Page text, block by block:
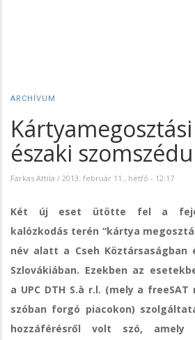
ARCHÍVUM
északi
Farkas Attila / 2013. február 11., hétfő - 12:17
Két új eset ütötte fel a
kalózkodás terén “kártya
név alatt a Cseh Köztársaságban
Szlovákiában. Ezekben az
a UPC DTH S.à r.l. (mely a
szóban forgó piacokon)
hozzáférésről volt szó,